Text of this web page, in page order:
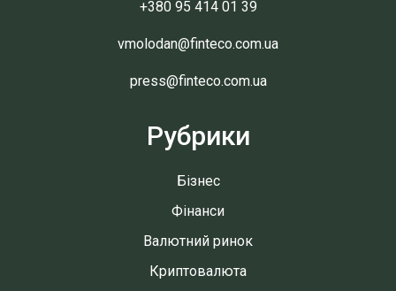
+380 95 414 01 39
vmolodan@finteco.com.ua
press@finteco.com.ua
Рубрики
Бізнес
Фінанси
Валютний ринок
Криптовалюта